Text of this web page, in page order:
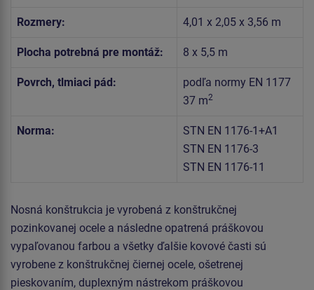
Rozmery: 4,01 x 2,05 x 3,56 m
Plocha potrebná pre montáž: 8 x 5,5 m
Povrch, tlmiaci pád:
podľa normy EN 1177
37 m2
Norma:
STN EN 1176-1+A1
STN EN 1176-3
STN EN 1176-11
Nosná konštrukcia je vyrobená z konštrukčnej
pozinkovanej ocele a následne opatrená práškovou
vypaľovanou farbou a všetky ďalšie kovové časti sú
vyrobene z konštrukčnej čiernej ocele, ošetrenej
pieskovaním, duplexným nástrekom práškovou